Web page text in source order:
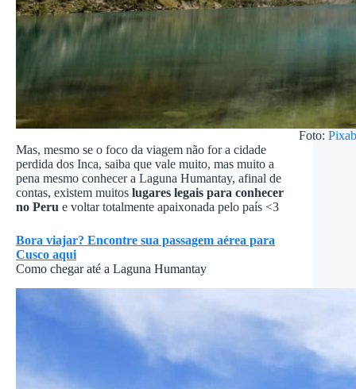
Foto:
Mas, mesmo se o foco da viagem não for a cidade
perdida dos Inca, saiba que vale muito, mas muito a
pena mesmo conhecer a Laguna Humantay, afinal de
contas, existem muitos lugares legais para conhecer
no Peru e voltar totalmente apaixonada pelo país <3
Bora viajar? Encontre sua passagem aérea para
Cusco aqui
Como chegar até a Laguna Humantay